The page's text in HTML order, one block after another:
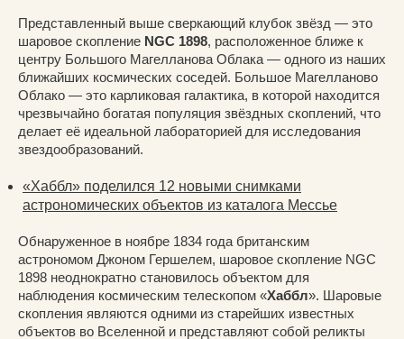
Представленный выше сверкающий клубок звёзд — это
шаровое скопление NGC 1898, расположенное ближе к
центру Большого Магелланова Облака — одного из наших
ближайших космических соседей. Большое Магелланово
Облако — это карликовая галактика, в которой находится
чрезвычайно богатая популяция звёздных скоплений, что
делает её идеальной лабораторией для исследования
звездообразований.
«Хаббл» поделился 12 новыми снимками
астрономических объектов из каталога Мессье
Обнаруженное в ноябре 1834 года британским
астрономом Джоном Гершелем, шаровое скопление NGC
1898 неоднократно становилось объектом для
наблюдения космическим телескопом «Хаббл». Шаровые
скопления являются одними из старейших известных
объектов во Вселенной и представляют собой реликты